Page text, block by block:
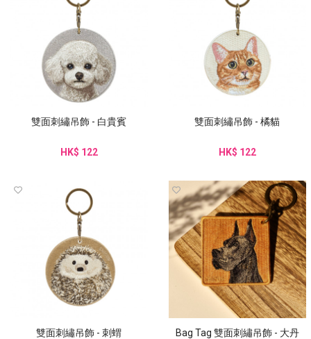
雙面刺繡吊飾 - 白貴賓
HK$ 122
雙面刺繡吊飾 - 橘貓
HK$ 122
雙面刺繡吊飾 - 刺蝟 Bag Tag 雙面刺繡吊飾 - 大丹